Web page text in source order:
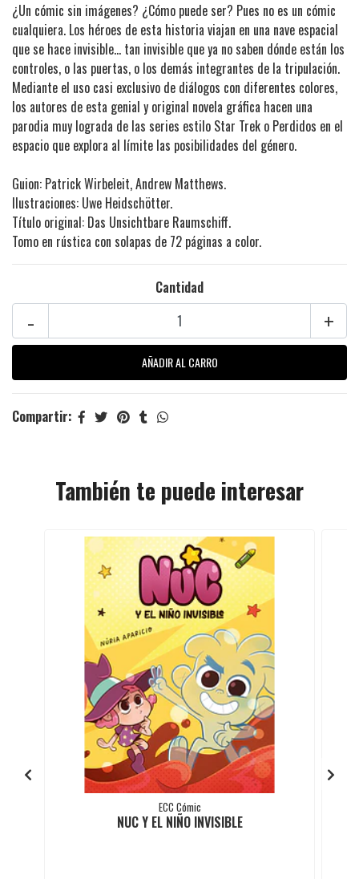
¿Un cómic sin imágenes? ¿Cómo puede ser? Pues no es un cómic
cualquiera. Los héroes de esta historia viajan en una nave espacial
que se hace invisible... tan invisible que ya no saben dónde están los
controles, o las puertas, o los demás integrantes de la tripulación.
Mediante el uso casi exclusivo de diálogos con diferentes colores,
los autores de esta genial y original novela gráfica hacen una
parodia muy lograda de las series estilo Star Trek o Perdidos en el
espacio que explora al límite las posibilidades del género.
Guion: Patrick Wirbeleit, Andrew Matthews.
Ilustraciones: Uwe Heidschötter.
Título original: Das Unsichtbare Raumschiff.
Tomo en rústica con solapas de 72 páginas a color.
Cantidad
+
-
Compartir:
También te puede interesar
ECC Cómic
NUC Y EL NIÑO INVISIBLE